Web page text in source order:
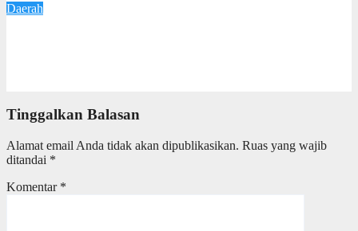
Daerah
Tinggalkan Balasan
Alamat email Anda tidak akan dipublikasikan. Ruas yang wajib
ditandai *
Komentar *